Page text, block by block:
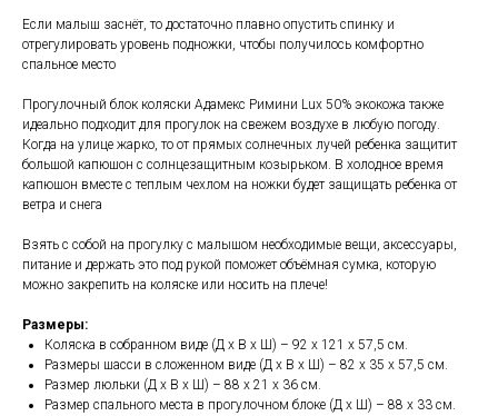
Если малыш заснёт, то достаточно плавно опустить спинку и
отрегулировать уровень подножки, чтобы получилось комфортно
спальное место
Прогулочный блок коляски Адамекс Римини Lux 50% экокожа также
идеально подходит для прогулок на свежем воздухе в любую погоду.
Когда на улице жарко, то от прямых солнечных лучей ребенка защитит
большой капюшон с солнцезащитным козырьком. В холодное время
капюшон вместе с теплым чехлом на ножки будет защищать ребенка от
ветра и снега
Взять с собой на прогулку с малышом необходимые вещи, аксессуары,
питание и держать это под рукой поможет объёмная сумка, которую
можно закрепить на коляске или носить на плече!
Размеры:
Коляска в собранном виде (Д х В х Ш) – 92 х 121 х 57,5 см.
Размеры шасси в сложенном виде (Д х В х Ш) – 82 х 35 х 57,5 см.
Размер люльки (Д х В х Ш) – 88 х 21 х 36 см.
Размер спального места в прогулочном блоке (Д х Ш) – 88 х 33 см.